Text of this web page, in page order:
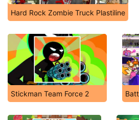
Hard Rock Zombie Truck Plastiline
Stickman Team Force 2